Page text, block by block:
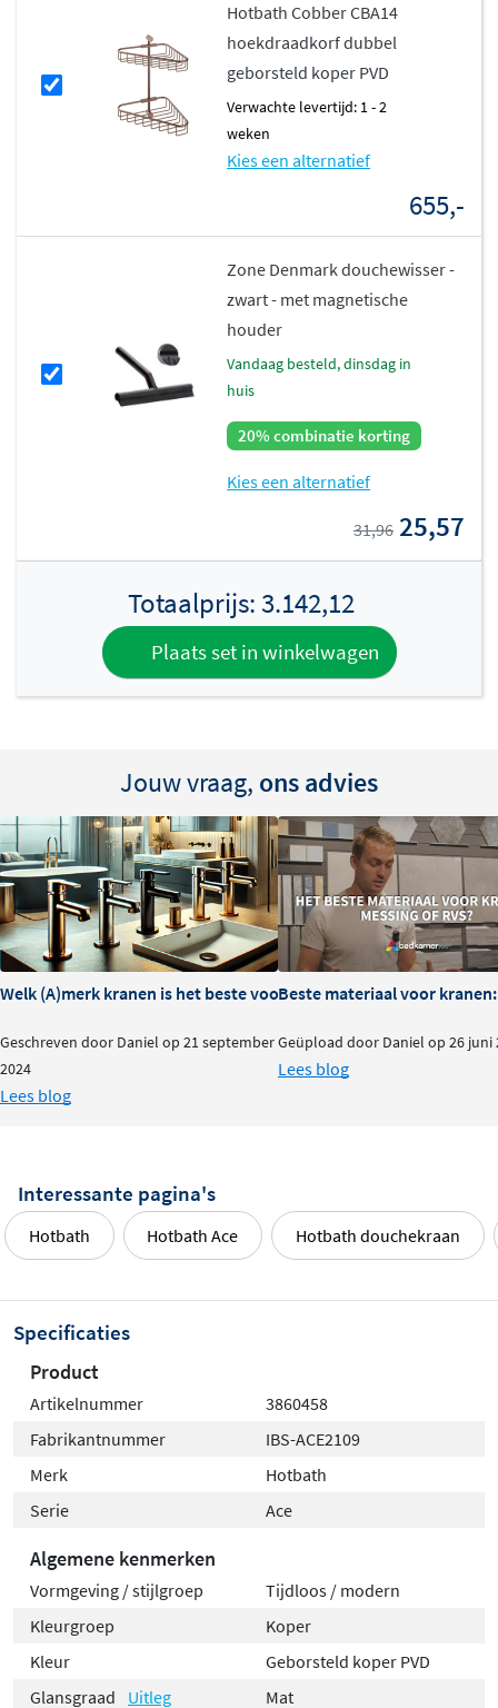
Hotbath Cobber CBA14
hoekdraadkorf dubbel
geborsteld koper PVD
Verwachte levertijd: 1 - 2
weken
Kies een alternatief
655,-
Zone Denmark douchewisser -
zwart - met magnetische
houder
vandaag besteld, dinsdag in
huis
20% combinatie korting
Kies een alternatief
31,96 25,57
Totaalprijs:3.142,12
Plaats set in winkelwagen
Jouw vraag, ons advies
Welk (A)merk kranen is het beste voor je badkamer?
Geschreven door Daniel op 21 september
2024
Lees blog
Beste materiaal voor kranen:
Geüpload door Daniel op 26 juni
Lees blog
Interessante pagina's
Hotbath Hotbath Ace Hotbath douchekraan
Specificaties
Product
Artikelnummer
3860458
Fabrikantnummer
IBS-ACE2109
Merk
Hotbath
Serie
Ace
Algemene kenmerken
Vormgeving / stijlgroep
Tijdloos / modern
Kleurgroep
Koper
Kleur
Geborsteld koper PVD
Glansgraad
Uitleg Mat